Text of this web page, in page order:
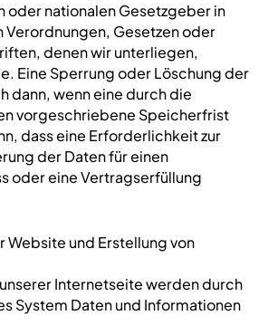
oder nationalen Gesetzgeber in
Verordnungen, Gesetzen oder
denen wir unterliegen,
Eine Sperrung oder Löschung der
dann, wenn eine durch die
vorgeschriebene Speicherfrist
dass eine Erforderlichkeit zur
der Daten für einen
oder eine Vertragserfüllung
Website und Erstellung von
Internetseite werden durch
System Daten und Informationen